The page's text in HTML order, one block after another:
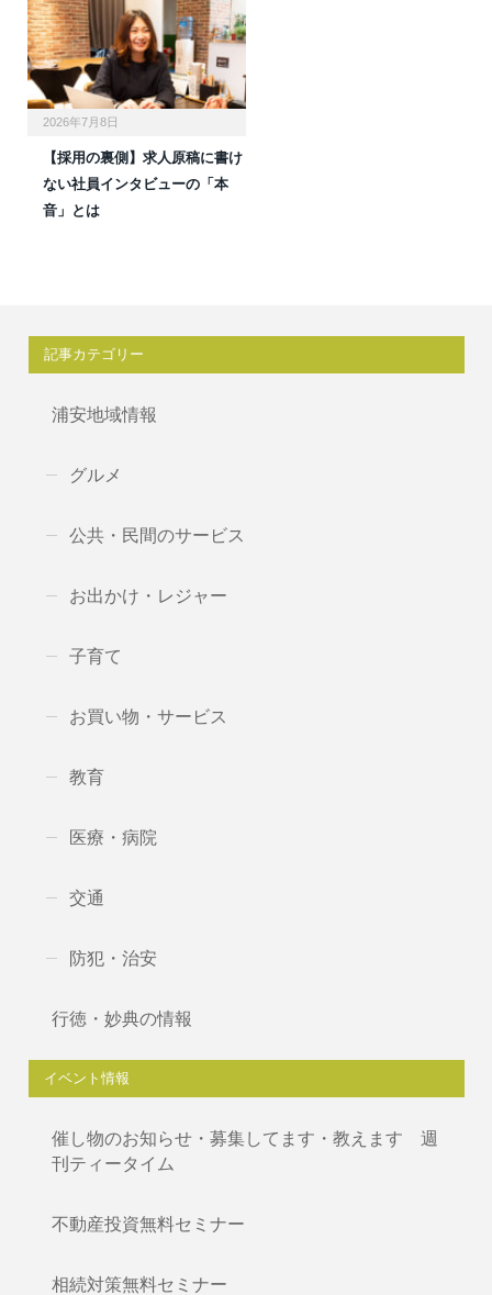
2026年7月8日
【採用の裏側】求人原稿に書け
ない社員インタビューの「本
音」とは
記事カテゴリー
浦安地域情報
グルメ
公共・民間のサービス
お出かけ・レジャー
子育て
お買い物・サービス
教育
医療・病院
交通
防犯・治安
行徳・妙典の情報
イベント情報
催し物のお知らせ・募集してます・教えます 週
刊ティータイム
不動産投資無料セミナー
相続対策無料セミナー